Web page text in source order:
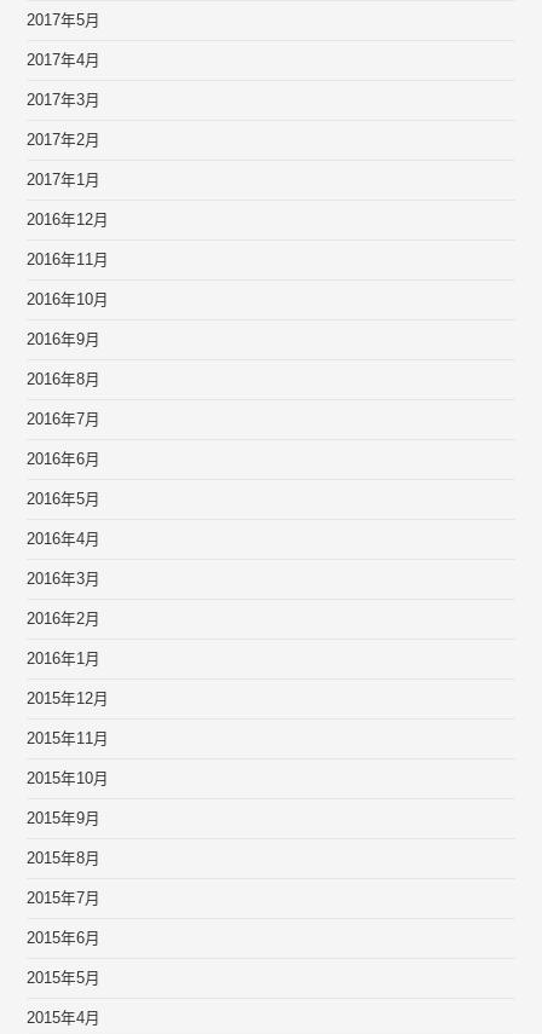
2017年5月
2017年4月
2017年3月
2017年2月
2017年1月
2016年12月
2016年11月
2016年10月
2016年9月
2016年8月
2016年7月
2016年6月
2016年5月
2016年4月
2016年3月
2016年2月
2016年1月
2015年12月
2015年11月
2015年10月
2015年9月
2015年8月
2015年7月
2015年6月
2015年5月
2015年4月